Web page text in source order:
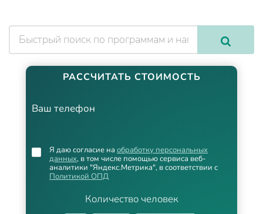
РАССЧИТАТЬ СТОИМОСТЬ
Ваш телефон
Количество человек
Я даю согласие на обработку персональных
данных, в том числе помощью сервиса веб-
аналитики "Яндекс.Метрика", в соответствии с
Политикой ОПД